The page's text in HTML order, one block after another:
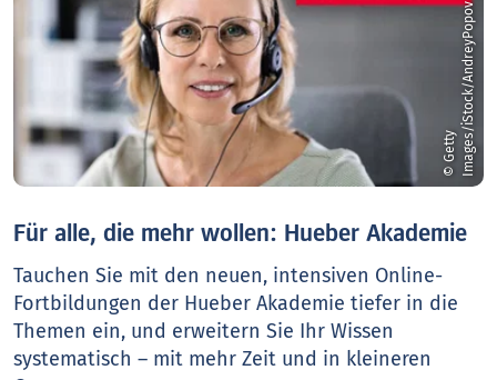
©
G
e
t
t
y
I
m
a
g
e
s
/
i
S
t
o
c
k
/
A
n
d
r
e
y
P
o
p
ov
Für alle, die mehr wollen: Hueber Akademie
Tauchen Sie mit den neuen, intensiven Online-
Fortbildungen der Hueber Akademie tiefer in die
Themen ein, und erweitern Sie Ihr Wissen
systematisch – mit mehr Zeit und in kleineren